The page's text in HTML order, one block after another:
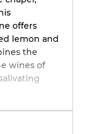
offers
lemon and
the
wines of